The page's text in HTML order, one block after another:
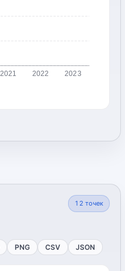
2021 2022 2023
12 точек
PNG CSV JSON